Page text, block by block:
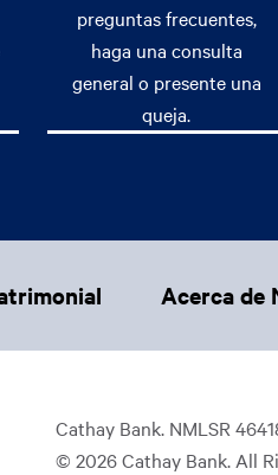
preguntas frecuentes,
haga una consulta
general o presente una
queja.
Acerca de
Cathay Bank. NMLSR
© 2026 Cathay Bank. All